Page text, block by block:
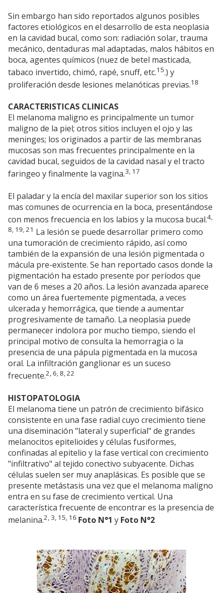
Sin embargo han sido reportados algunos posibles
factores etiológicos en el desarrollo de esta neoplasia
en la cavidad bucal, como son: radiación solar, trauma
mecánico, dentaduras mal adaptadas, malos hábitos en
boca, agentes químicos (nuez de betel masticada,
tabaco invertido, chimó, rapé, snuff, etc.15.) y
proliferación desde lesiones melanóticas previas.18
CARACTERISTICAS CLINICAS
El melanoma maligno es principalmente un tumor
maligno de la piel; otros sitios incluyen el ojo y las
meninges; los originados a partir de las membranas
mucosas son mas frecuentes principalmente en la
cavidad bucal, seguidos de la cavidad nasal y el tracto
faringeo y finalmente la vagina.3, 17
El paladar y la encía del maxilar superior son los sitios
mas comunes de ocurrencia en la boca, presentándose
con menos frecuencia en los labios y la mucosa bucal.4,
8, 19, 21 La lesión se puede desarrollar primero como
una tumoración de crecimiento rápido, así como
también de la expansión de una lesión pigmentada o
mácula pre-existente. Se han reportado casos donde la
pigmentación ha estado presente por períodos que
van de 6 meses a 20 años. La lesión avanzada aparece
como un área fuertemente pigmentada, a veces
ulcerada y hemorrágica, que tiende a aumentar
progresivamente de tamaño. La neoplasia puede
permanecer indolora por mucho tiempo, siendo el
principal motivo de consulta la hemorragia o la
presencia de una pápula pigmentada en la mucosa
oral. La infiltración ganglionar es un suceso
frecuente.2, 6, 8, 22
HISTOPATOLOGIA
El melanoma tiene un patrón de crecimiento bifásico
consistente en una fase radial cuyo crecimiento tiene
una diseminación "lateral y superficial" de grandes
melanocitos epitelioides y células fusiformes,
confinadas al epitelio y la fase vertical con crecimiento
"infiltrativo" al tejido conectivo subyacente. Dichas
células suelen ser muy anaplásicas. Es posible que se
presente metástasis una vez que el melanoma maligno
entra en su fase de crecimiento vertical. Una
característica frecuente de encontrar es la presencia de
melanina.2, 3, 15, 16 Foto N°1 y Foto N°2